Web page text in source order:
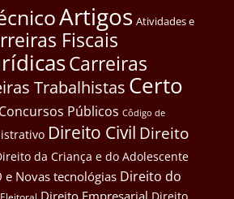
Artigos Atividades e
Fiscais
Carreiras
Trabalhistas Certo
Concursos Públicos Côdigo de
Direito Civil Direito
da Criança e do Adolescente
e Novas tecnológias Direito do